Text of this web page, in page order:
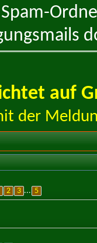
auf
der
2 3 ... 5